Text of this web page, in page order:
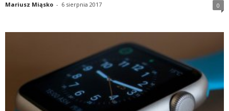
Mariusz Miąsko - 6 sierpnia 2017 0